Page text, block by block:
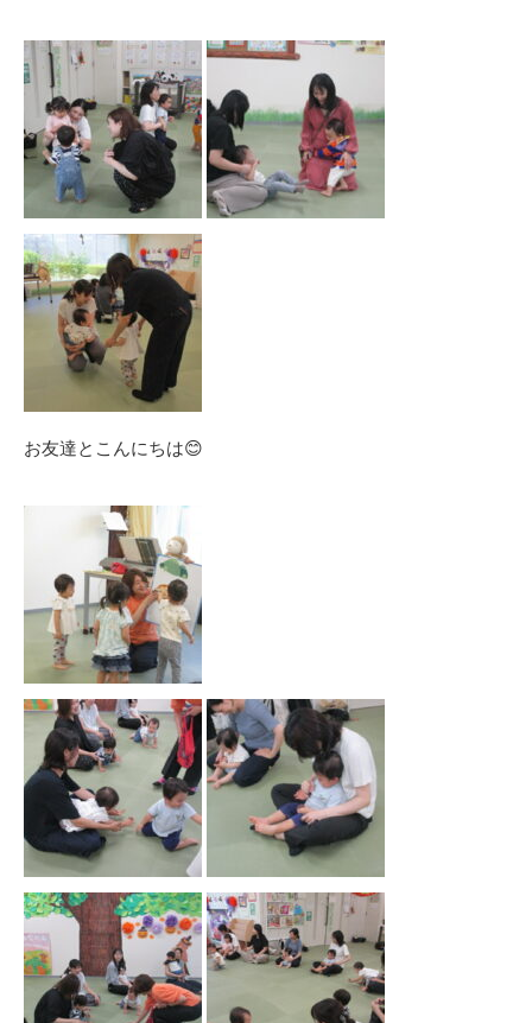
お友達とこんにちは😊